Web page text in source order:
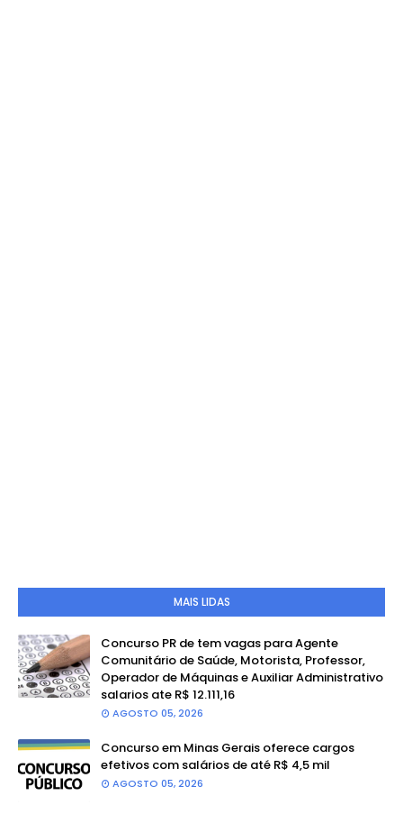
MAIS LIDAS
Concurso PR de tem vagas para Agente
Comunitário de Saúde, Motorista, Professor,
Operador de Máquinas e Auxiliar Administrativo
salarios ate R$ 12.111,16
AGOSTO 05, 2026
Concurso em Minas Gerais oferece cargos
efetivos com salários de até R$ 4,5 mil
AGOSTO 05, 2026